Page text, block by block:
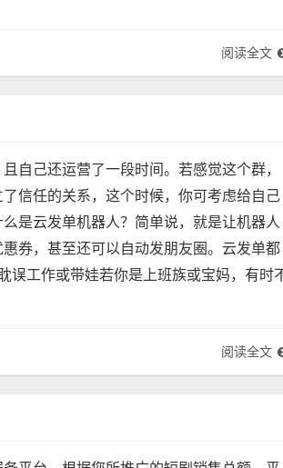
阅读全文
自己还运营了一段时间。若感觉这个群，
信任的关系，这个时候，你可考虑给自己
是云发单机器人？简单说，就是让机器人
券，甚至还可以自动发朋友圈。云发单都
误工作或带娃若你是上班族或宝妈，有时不
阅读全文